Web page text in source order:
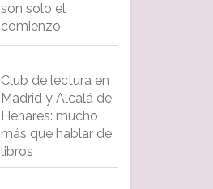
son solo el
comienzo
Club de lectura en
Madrid y Alcalá de
Henares: mucho
más que hablar de
libros